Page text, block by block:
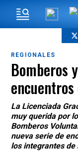
REGIONALES
Bomberos
La Licenciada
muy querida por
Bomberos
nueva serie de
los integrantes de